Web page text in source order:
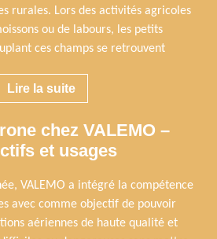
rurales. Lors des activités agricoles
ou de labours, les petits
ces champs se retrouvent
Lire la suite
chez VALEMO –
et usages
VALEMO a intégré la compétence
avec comme objectif de pouvoir
aériennes de haute qualité et